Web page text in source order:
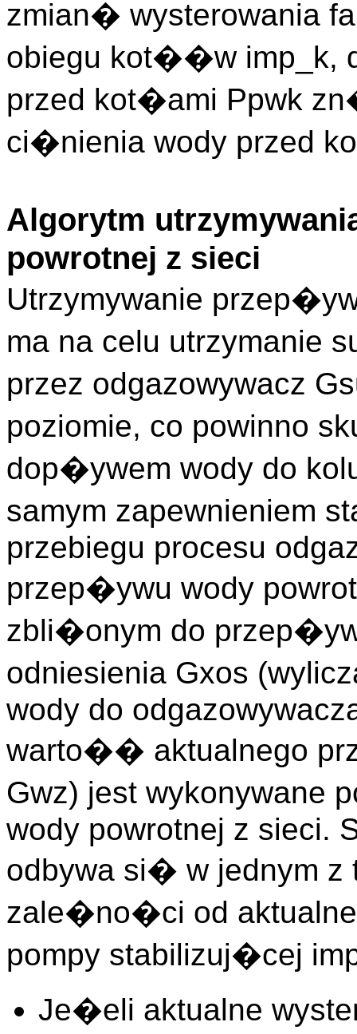
zmian� wysterowania
obiegu kot��w imp_k,
przed kot�ami Ppwk
ci�nienia wody przed
Algorytm
powrotnej z sieci
Utrzymywanie
ma na celu utrzymanie
przez odgazowywacz
poziomie, co powinno
dop�ywem wody do
samym zapewnieniem
przebiegu procesu
przep�ywu wody
zbli�onym do
odniesienia Gxos
wody do
warto�� aktualnego
Gwz) jest wykonywane
wody powrotnej z sieci.
odbywa si� w jednym z
zale�no�ci od
pompy stabilizuj�cej
Je�eli aktualne